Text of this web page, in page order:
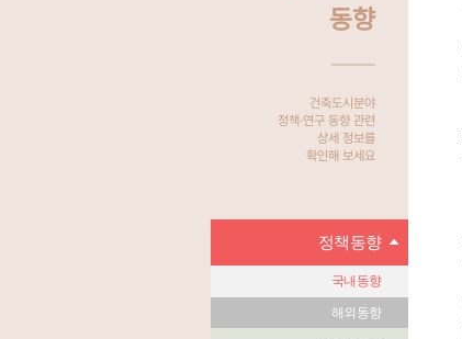
동향
건축도시분야
정책·연구 동향 관련
상세 정보를
확인해 보세요
정책동향
국내동향
해외동향